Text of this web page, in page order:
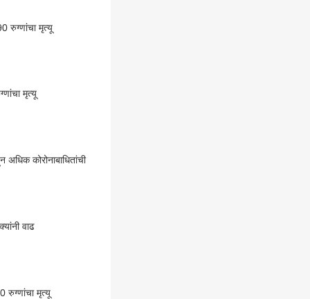
रुग्णांचा मृत्यू
मृत्यू
कोरोनाबाधितांची
वाढ
रुग्णांचा मृत्यू